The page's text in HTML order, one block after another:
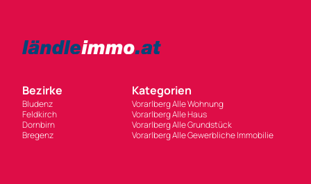
Bezirke
Bludenz
Feldkirch
Dornbirn
Bregenz
Kategorien
Vorarlberg Alle Wohnung
Vorarlberg Alle Haus
Vorarlberg Alle Grundstück
Vorarlberg Alle Gewerbliche Immobilie